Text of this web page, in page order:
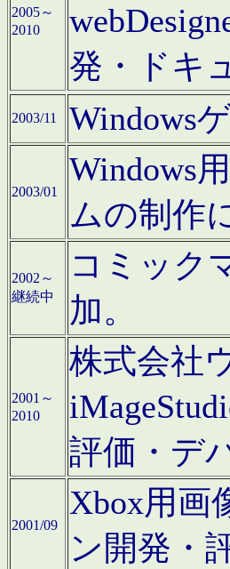
2005～
2010
発・ドキ
2003/11 Windows
2003/01
Windows
ムの制作
2002～
継続中
コミック
加。
2001～
2010
株式会社
評価・デ
2001/09
Xbox用画
ン開発・